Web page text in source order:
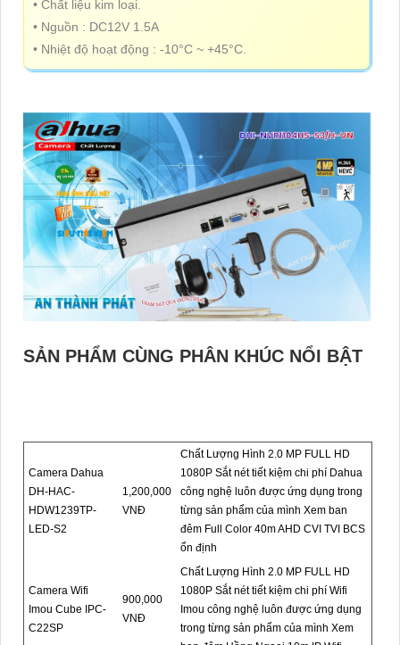
• Chất liệu kim loại.
• Nguồn : DC12V 1.5A
• Nhiệt độ hoạt động : -10°C ~ +45°C.
SẢN PHẨM CÙNG PHÂN KHÚC NỔI BẬT
Camera Dahua
DH-HAC-
HDW1239TP-
LED-S2
1,200,000
VNĐ
Chất Lượng Hình 2.0 MP FULL HD
1080P Sắt nét tiết kiệm chi phí Dahua
công nghệ luôn được ứng dụng trong
từng sản phẩm của mình Xem ban
đêm Full Color 40m AHD CVI TVI BCS
ổn định
Camera Wifi
Imou Cube IPC-
C22SP
900,000
VNĐ
Chất Lượng Hình 2.0 MP FULL HD
1080P Sắt nét tiết kiệm chi phí Wifi
Imou công nghệ luôn được ứng dụng
trong từng sản phẩm của mình Xem